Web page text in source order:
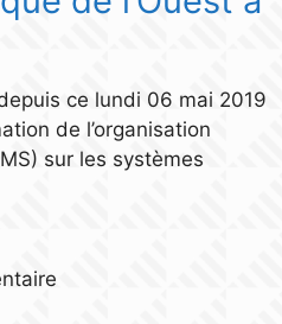
ce lundi 06 mai 2019
de l’organisation
sur les systèmes